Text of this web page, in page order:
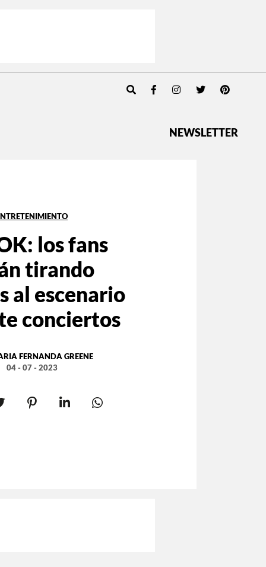
NEWSLETTER
los fans
tirando
al escenario
conciertos
FERNANDA GREENE
04 - 07 - 2023